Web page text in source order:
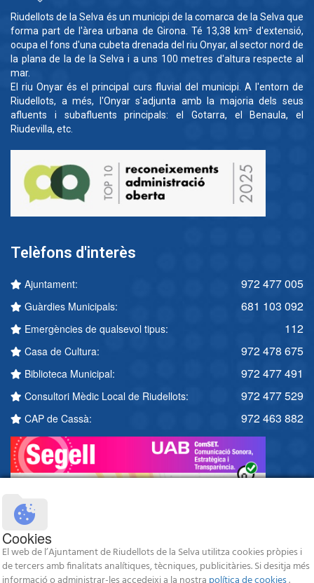
Riudellots de la Selva és un municipi de la comarca de la Selva que
forma part de l'àrea urbana de Girona. Té 13,38 km² d'extensió,
ocupa el fons d'una cubeta drenada del riu Onyar, al sector nord de
la plana de la de la Selva i a uns 100 metres d'altura respecte al
mar.
El riu Onyar és el principal curs fluvial del municipi. A l'entorn de
Riudellots, a més, l'Onyar s'adjunta amb la majoria dels seus
afluents i subafluents principals: el Gotarra, el Benaula, el
Riudevilla, etc.
Telèfons d'interès
Ajuntament: 972 477 005
Guàrdies Municipals: 681 103 092
Emergències de qualsevol tipus: 112
Casa de Cultura: 972 478 675
Biblioteca Municipal: 972 477 491
Consultori Mèdic Local de Riudellots: 972 477 529
CAP de Cassà: 972 463 882
Cookies
El web de l’Ajuntament de Riudellots de la Selva utilitza cookies pròpies i
de tercers amb finalitats analítiques, tècniques, publicitàries. Si desitja més